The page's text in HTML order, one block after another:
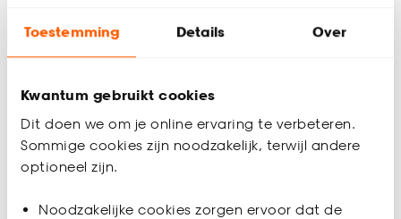
Toestemming Details Over
Kwantum gebruikt cookies
Dit doen we om je online ervaring te verbeteren.
Sommige cookies zijn noodzakelijk, terwijl andere
optioneel zijn.
Noodzakelijke cookies zorgen ervoor dat de
Wil je zeker weten dat deze vloer bij de rest van jouw
interieur past? Bestel vrijblijvend één of meerdere kleurstalen
en bekijk of vergelijk eenvoudig welke vloer jouw favoriet is.
Zo ben je 100% zeker van de juiste keuze. De kleurstalen
worden binnen 2 à 3 werkdagen thuisbezorgd en passen
breedte van een plank verschilt per product en staat bij de